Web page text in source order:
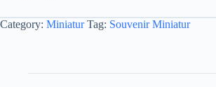
Category: Miniatur Tag: Souvenir Miniatur